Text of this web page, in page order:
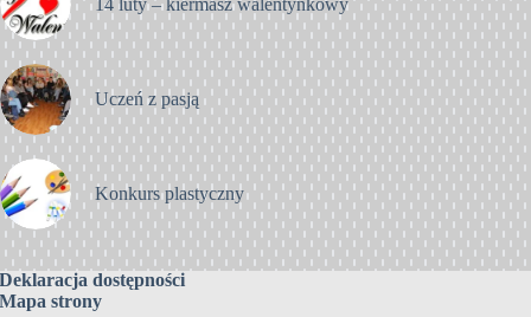
14 luty – kiermasz walentynkowy
Uczeń z pasją
Konkurs plastyczny
Deklaracja dostępności
Mapa strony